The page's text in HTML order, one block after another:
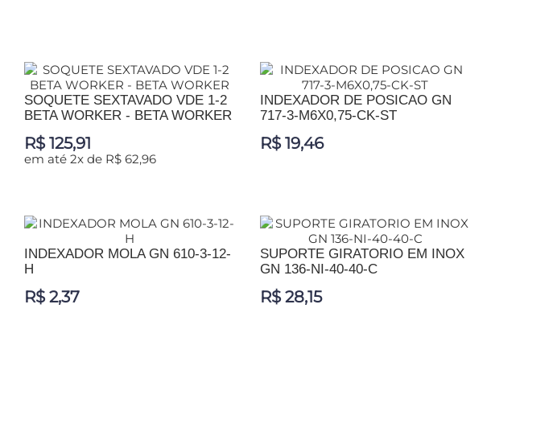
SOQUETE SEXTAVADO VDE 1-2
BETA WORKER - BETA WORKER
R$ 125,91
em até 2x de R$ 62,96
INDEXADOR DE POSICAO GN
717-3-M6X0,75-CK-ST
R$ 19,46
INDEXADOR MOLA GN 610-3-12-
H
R$ 2,37
SUPORTE GIRATORIO EM INOX
GN 136-NI-40-40-C
R$ 28,15